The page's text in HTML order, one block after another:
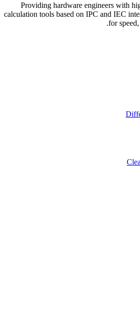
Providing hardware engineers with
calculation tools based on IPC and IEC
for